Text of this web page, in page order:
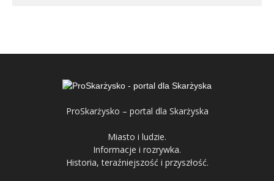
ProSkarżysko – portal dla Skarżyska
Miasto i ludzie.
Informacje i rozrywka.
Historia, teraźniejszość i przyszłość.